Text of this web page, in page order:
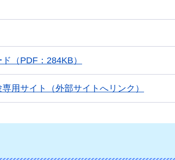
（PDF：284KB）
用サイト（外部サイトへリンク）